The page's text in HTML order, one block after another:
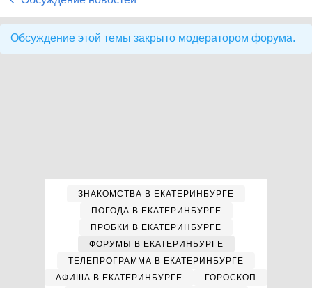
Обсуждение этой темы закрыто модератором форума.
ЗНАКОМСТВА В ЕКАТЕРИНБУРГЕ
ПОГОДА В ЕКАТЕРИНБУРГЕ
ПРОБКИ В ЕКАТЕРИНБУРГЕ
ФОРУМЫ В ЕКАТЕРИНБУРГЕ
ТЕЛЕПРОГРАММА В ЕКАТЕРИНБУРГЕ
АФИША В ЕКАТЕРИНБУРГЕ
ГОРОСКОП